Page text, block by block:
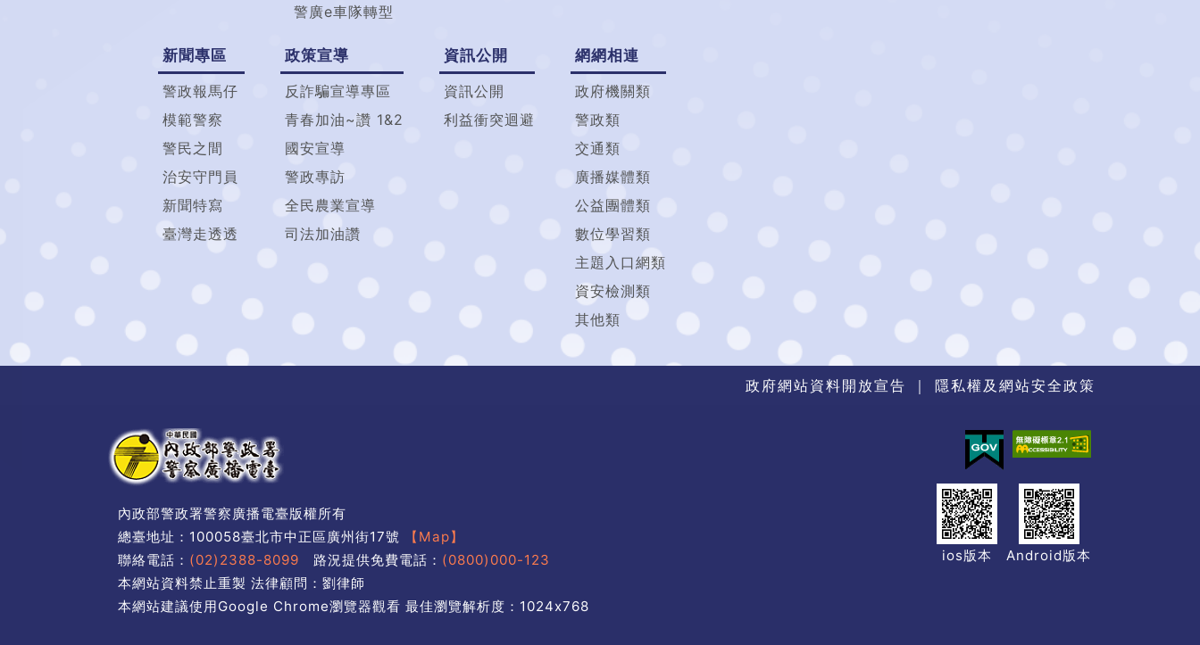
警廣e車隊轉型
新聞專區
警政報馬仔
模範警察
警民之間
治安守門員
新聞特寫
臺灣走透透
政策宣導
反詐騙宣導專區
青春加油~讚 1&2
國安宣導
警政專訪
全民農業宣導
司法加油讚
資訊公開
資訊公開
利益衝突迴避
網網相連
政府機關類
警政類
交通類
廣播媒體類
公益團體類
數位學習類
主題入口網類
資安檢測類
其他類
政府網站資料開放宣告 ｜ 隱私權及網站安全政策
內政部警政署警察廣播電臺版權所有
總臺地址：100058臺北市中正區廣州街17號
【Map】
聯絡電話： (02)2388-8099 路況提供免費電話： (0800)000-123
本網站資料禁止重製 法律顧問：劉律師
本網站建議使用Google Chrome瀏覽器觀看 最佳瀏覽解析度：1024x768
ios版本 Android版本